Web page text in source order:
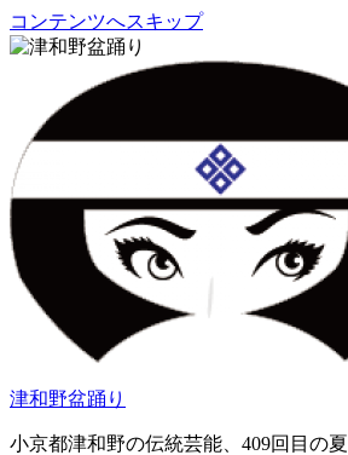
コンテンツへスキップ
津和野盆踊り
小京都津和野の伝統芸能、409回目の夏